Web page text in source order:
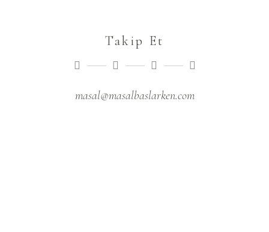
Takip Et
masal@masalbaslarken.com